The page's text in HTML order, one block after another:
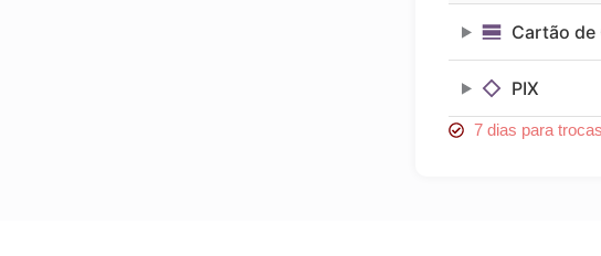
KP1-
5B
Cartão de
PIX
7 dias para